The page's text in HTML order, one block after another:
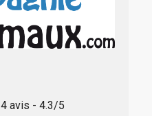
4 avis - 4.3/5